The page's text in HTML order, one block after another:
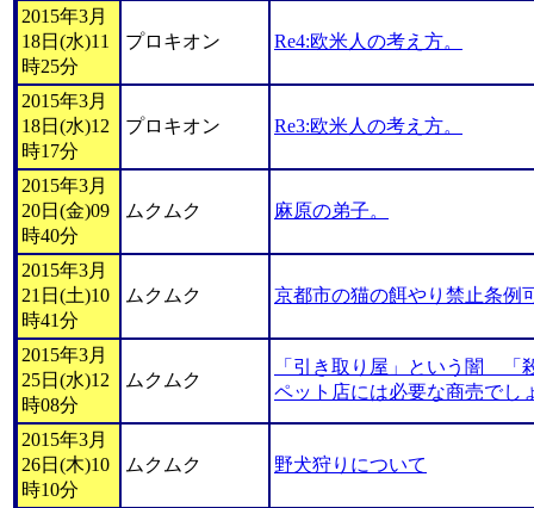
2015年3月
18日(水)11
時25分
プロキオン Re4:欧米人の考え方。
2015年3月
18日(水)12
時17分
プロキオン Re3:欧米人の考え方。
2015年3月
20日(金)09
時40分
ムクムク 麻原の弟子。
2015年3月
21日(土)10
時41分
ムクムク 京都市の猫の餌やり禁止条例
2015年3月
25日(水)12
時08分
ムクムク
「引き取り屋」という闇 「
ペット店には必要な商売でし
2015年3月
26日(木)10
時10分
ムクムク 野犬狩りについて